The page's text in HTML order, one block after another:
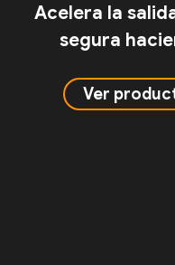
Acelera la
segura
Ver